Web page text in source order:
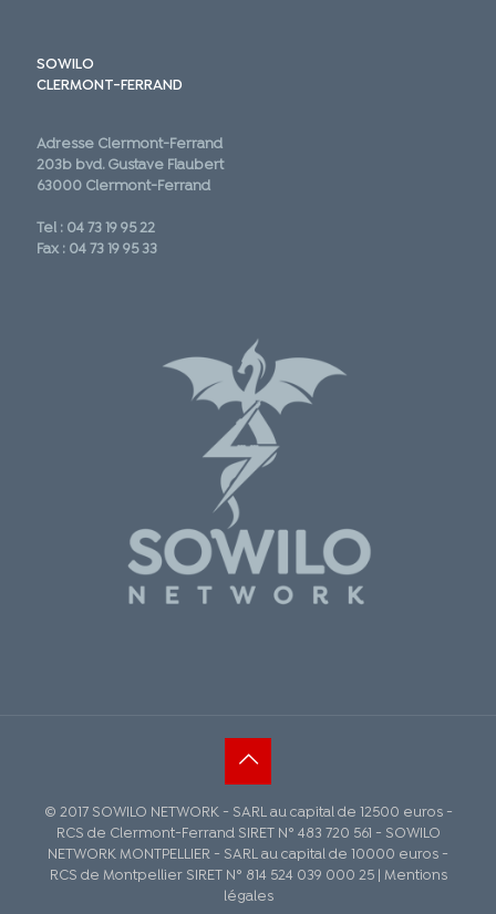
SOWILO
CLERMONT-FERRAND
Adresse Clermont-Ferrand
203b bvd. Gustave Flaubert
63000 Clermont-Ferrand
Tel : 04 73 19 95 22
Fax : 04 73 19 95 33
© 2017 SOWILO NETWORK - SARL au capital de 12500 euros -
RCS de Clermont-Ferrand SIRET N° 483 720 561 - SOWILO
NETWORK MONTPELLIER - SARL au capital de 10000 euros -
RCS de Montpellier SIRET N° 814 524 039 000 25 | Mentions
légales